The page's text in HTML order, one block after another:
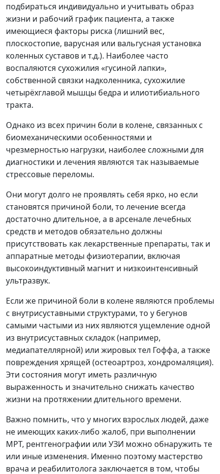
подбираться индивидуально и учитывать образ
жизни и рабочий график пациента, а также
имеющиеся факторы риска (лишний вес,
плоскостопие, варусная или вальгусная установка
коленных суставов и т.д.). Наиболее часто
воспаляются сухожилия «гусиной лапки»,
собственной связки надколенника, сухожилие
четырёхглавой мышцы бедра и илиотибиального
тракта.
Однако из всех причин боли в колене, связанных с
биомеханическими особенностями и
чрезмерностью нагрузки, наиболее сложными для
диагностики и лечения являются так называемые
стрессовые переломы.
Они могут долго не проявлять себя ярко, но если
становятся причиной боли, то лечение всегда
достаточно длительное, а в арсенале лечебных
средств и методов обязательно должны
присутствовать как лекарственные препараты, так и
аппаратные методы физиотерапии, включая
высокоиндуктивный магнит и низкоинтенсивный
ультразвук.
Если же причиной боли в колене являются проблемы
с внутрисуставными структурами, то у бегунов
самыми частыми из них являются ущемление одной
из внутрисуставных складок (например,
медиапателлярной) или жировых тел Гоффа, а также
повреждения хрящей (остеоартроз, хондромаляция).
Эти состояния могут иметь различную
выраженность и значительно снижать качество
жизни на протяжении длительного времени.
Важно помнить, что у многих взрослых людей, даже
не имеющих каких-либо жалоб, при выполнении
МРТ, рентгенографии или УЗИ можно обнаружить те
или иные изменения. Именно поэтому мастерство
врача и реабилитолога заключается в том, чтобы